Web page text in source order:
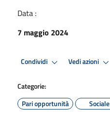
Data :
7 maggio 2024
Condividi Vedi azioni
Categorie:
Pari opportunità
Sociale